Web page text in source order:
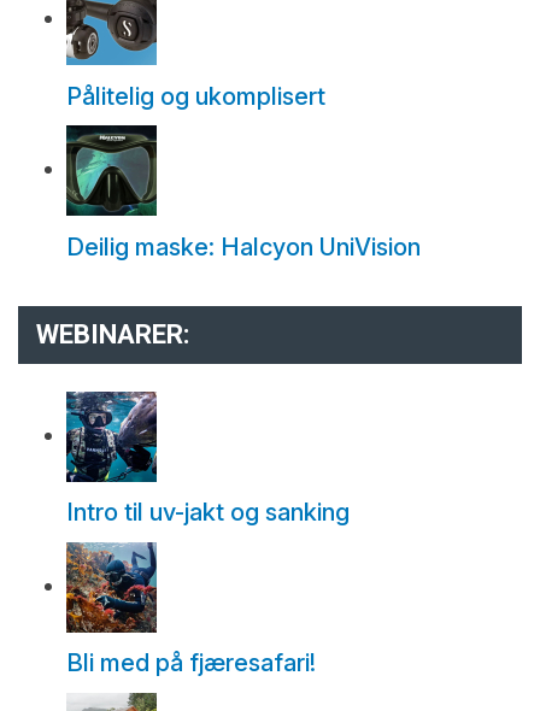
Pålitelig og ukomplisert
Deilig maske: Halcyon UniVision
WEBINARER:
Intro til uv-jakt og sanking
Bli med på fjæresafari!